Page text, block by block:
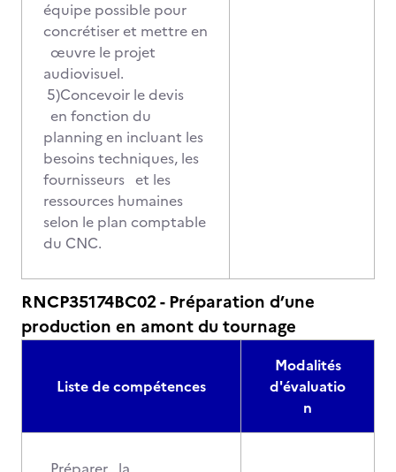
équipe possible pour
concrétiser et mettre en
œuvre le projet
audiovisuel.
5)Concevoir le devis
en fonction du
planning en incluant les
besoins techniques, les
fournisseurs et les
ressources humaines
selon le plan comptable
du CNC.
RNCP35174BC02 - Préparation d’une
production en amont du tournage
Liste de compétences
Modalités
d'évaluatio
n